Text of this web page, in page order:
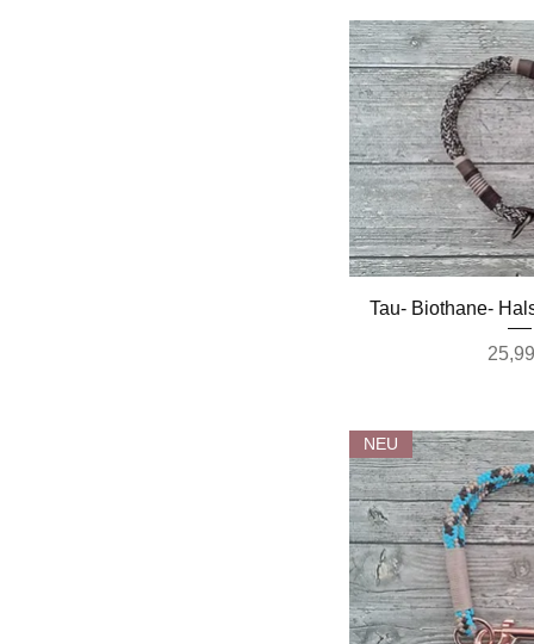
Tau- Biothane-
Preis
NEU